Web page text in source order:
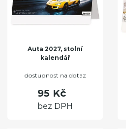
Auta 2027, stolní
kalendář
dostupnost na dotaz
95 Kč
bez DPH